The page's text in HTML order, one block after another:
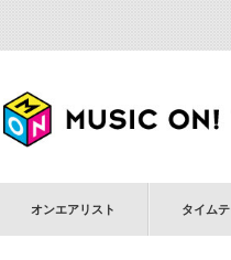
オンエアリスト タイム